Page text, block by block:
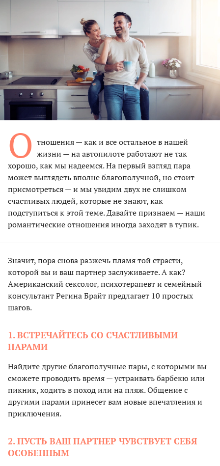
О тношения — как и все остальное в нашей
жизни — на автопилоте работают не так
хорошо, как мы надеемся. На первый взгляд пара
может выглядеть вполне благополучной, но стоит
присмотреться — и мы увидим двух не слишком
счастливых людей, которые не знают, как
подступиться к этой теме. Давайте признаем — наши
романтические отношения иногда заходят в тупик.
Значит, пора снова разжечь пламя той страсти,
которой вы и ваш партнер заслуживаете. А как?
Американский сексолог, психотерапевт и семейный
консультант Регина Брайт предлагает 10 простых
шагов.
1. ВСТРЕЧАЙТЕСЬ СО СЧАСТЛИВЫМИ
ПАРАМИ
Найдите другие благополучные пары, с которыми вы
сможете проводить время — устраивать барбекю или
пикник, ходить в поход или на пляж. Общение с
другими парами принесет вам новые впечатления и
приключения.
2. ПУСТЬ ВАШ ПАРТНЕР ЧУВСТВУЕТ СЕБЯ
ОСОБЕННЫМ